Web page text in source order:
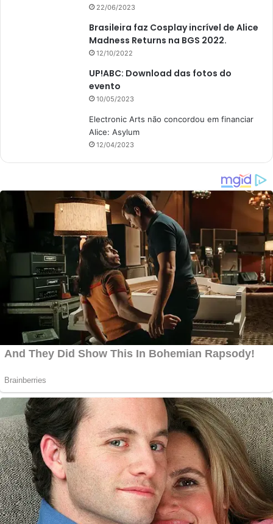
22/06/2023
Brasileira faz Cosplay incrível de Alice
Madness Returns na BGS 2022.
12/10/2022
UP!ABC: Download das fotos do
evento
10/05/2023
Electronic Arts não concordou em financiar
Alice: Asylum
12/04/2023